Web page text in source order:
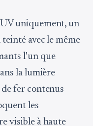
uniquement, un
avec le même
l'un que
la lumière
fer contenus
les
visible à haute